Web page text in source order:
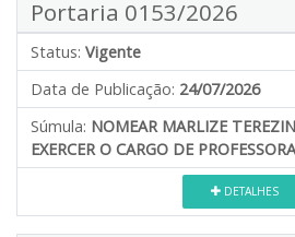
Portaria 0153/2026
Status: Vigente
Data de Publicação: 24/07/2026
Súmula: NOMEAR MARLIZE
EXERCER O CARGO DE
DETALHES